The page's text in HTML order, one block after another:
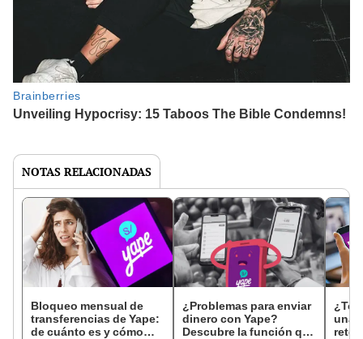
NOTAS RELACIONADAS
Bloqueo mensual de
transferencias de Yape:
de cuánto es y cómo
¿Problemas para enviar
dinero con Yape?
Descubre la función que
¿Te
una